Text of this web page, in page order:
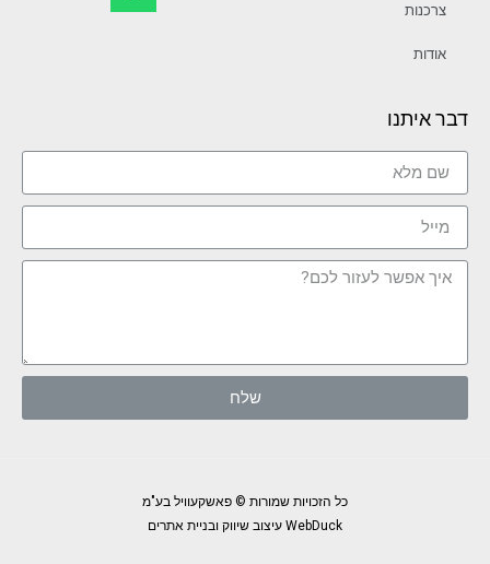
צרכנות
אודות
דבר איתנו
שלח
כל הזכויות שמורות © פאשקעוויל בע"מ
WebDuck עיצוב שיווק ובניית אתרים